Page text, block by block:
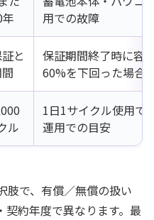
用での故障
と
保証期間終了時に容
60%を下回った場合
ル
1日1サイクル使用で
運用での目安
肢で、有償／無償の扱い
契約年度で異なります。最